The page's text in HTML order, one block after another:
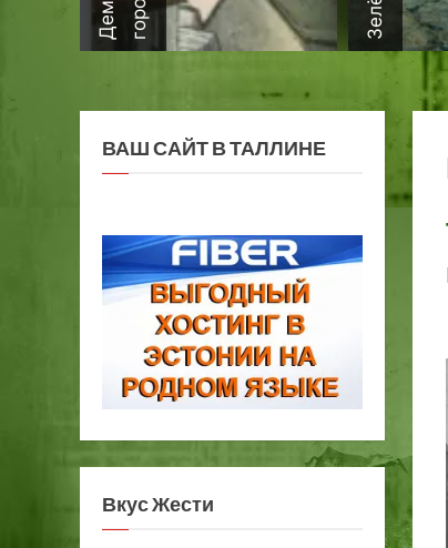
ВАШ САЙТ В ТАЛЛИНЕ
Вкус Жести